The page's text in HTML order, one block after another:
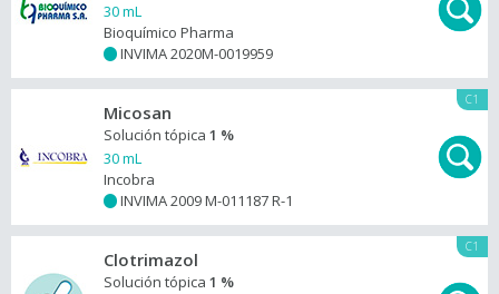
30 mL
Bioquímico Pharma
INVIMA 2020M-0019959
C1
Micosan
Solución tópica 1 %
30 mL
Incobra
INVIMA 2009 M-011187 R-1
C1
Clotrimazol
Solución tópica 1 %